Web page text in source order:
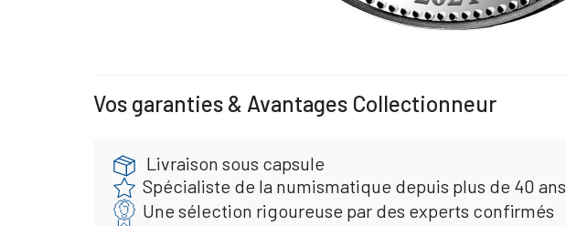
Vos garanties & Avantages Collectionneur
Livraison sous capsule
Spécialiste de la numismatique depuis plus de 40 ans
Une sélection rigoureuse par des experts confirmés